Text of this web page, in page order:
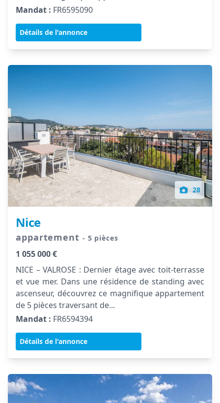
Mandat : FR6595090
Détails de l'annonce
28
Nice
appartement - 5 pièces
1 055 000 €
NICE – VALROSE : Dernier étage avec toit-terrasse
et vue mer. Dans une résidence de standing avec
ascenseur, découvrez ce magnifique appartement
de 5 pièces traversant de...
Mandat : FR6594394
Détails de l'annonce